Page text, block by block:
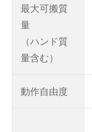
最大可搬質
量
（ハンド質
量含む）
動作自由度